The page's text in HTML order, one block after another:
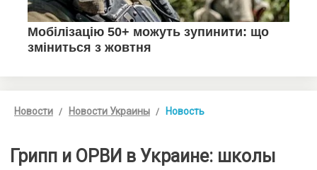
Новости Новости Украины Новость
Грипп и ОРВИ в Украине: школы